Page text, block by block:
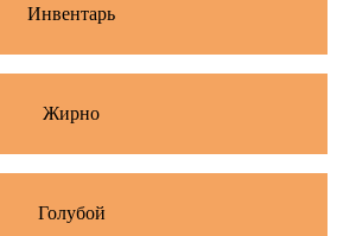
Инвентарь
Жирно
Голубой